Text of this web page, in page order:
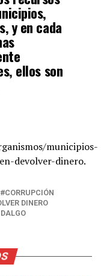
y en cada
ellos son
municipios-
devolver-dinero.
CORRUPCIÓN
DINERO